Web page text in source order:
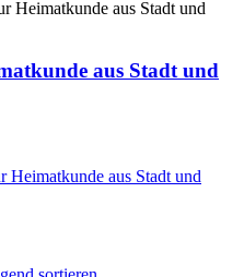
aus Stadt und
Heimatkunde aus Stadt und